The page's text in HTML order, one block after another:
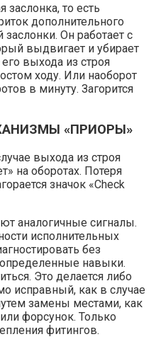
то есть
дополнительного
Он работает с
выдвигает и убирает
выхода из строя
ходу. Или наоборот
в минуту. Загорится
«ПРИОРЫ»
выхода из строя
на оборотах. Потеря
значок «Check
аналогичные сигналы.
исполнительных
без
навыки.
Это делается либо
исправный, как в случае
замены местами, как
форсунок. Только
фитингов.